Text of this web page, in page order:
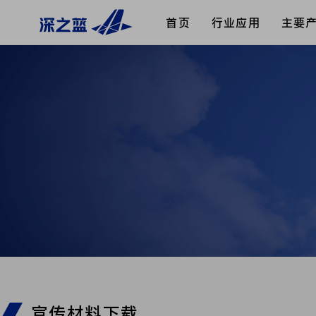
首页 行业应用 主要